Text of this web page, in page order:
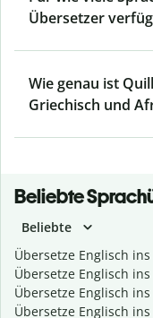
Übersetzer
Wie genau ist
Griechisch und
Beliebte
Beliebte
Übersetze Englisch
Übersetze Englisch
Übersetze Englisch
Übersetze Englisch